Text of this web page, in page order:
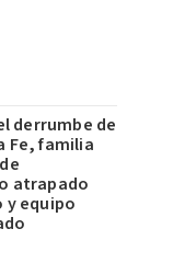
derrumbe de
Fe, familia
atrapado
y equipo